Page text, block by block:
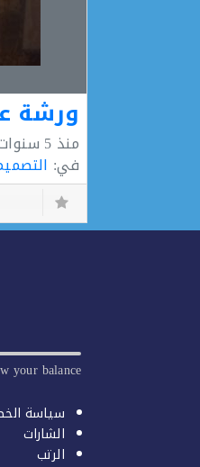
منذ 5 سنوات
في:
your balance.
سياسة
الشارات
الرتب